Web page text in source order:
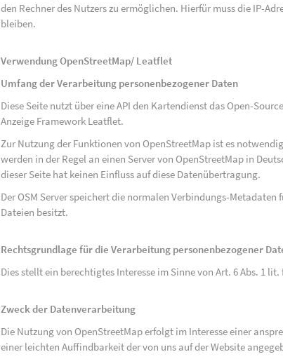
den Rechner des Nutzers zu ermöglichen. Hierfür muss die IP-
bleiben.
Verwendung OpenStreetMap/ Leatflet
Umfang der Verarbeitung personenbezogener Daten
Diese Seite nutzt über eine API den Kartendienst das Open-
Anzeige Framework Leatflet.
Zur Nutzung der Funktionen von OpenStreetMap ist es
werden in der Regel an einen Server von OpenStreetMap in
dieser Seite hat keinen Einfluss auf diese Datenübertragung.
Der OSM Server speichert die normalen Verbindungs-
Dateien besitzt.
Rechtsgrundlage für die Verarbeitung personenbezogener
Dies stellt ein berechtigtes Interesse im Sinne von Art. 6 Abs. 1 lit.
Zweck der Datenverarbeitung
Die Nutzung von OpenStreetMap erfolgt im Interesse einer
einer leichten Auffindbarkeit der von uns auf der Website